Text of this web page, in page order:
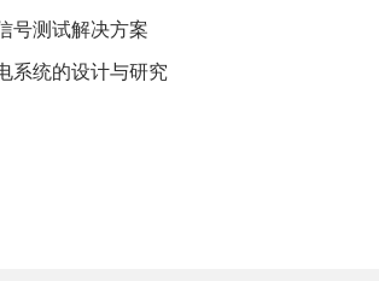
号测试解决方案
系统的设计与研究